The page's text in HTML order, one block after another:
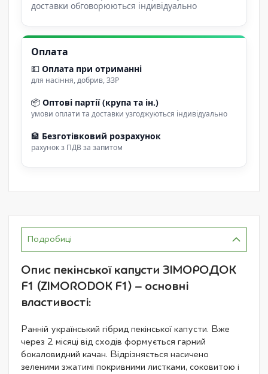
доставки обговорюються індивідуально
Оплата
💵 Оплата при отриманні
для насіння, добрив, ЗЗР
📦 Оптові партії (крупа та ін.)
умови оплати та доставки узгоджуються індивідуально
🏦 Безготівковий розрахунок
рахунок з ПДВ за запитом
Подробиці
Опис пекінської капусти ЗІМОРОДОК
F1 (ZIMORODOK F1) – основні
властивості:
Ранній український гібрид пекінської капусти. Вже
через 2 місяці від сходів формується гарний
бокаловидний качан. Відрізняється насичено
зеленими зжатимі покривними листками, соковитою і